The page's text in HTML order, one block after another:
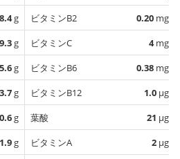
8.4g
g
g
3.7g
0.6g
1.9g
ビタミンB2
0.20 mg
ビタミンC
4mg
ビタミンB6
0.38 mg
ビタミンB12
1.0 µg
葉酸
21 µg
ビタミンA
2 µg